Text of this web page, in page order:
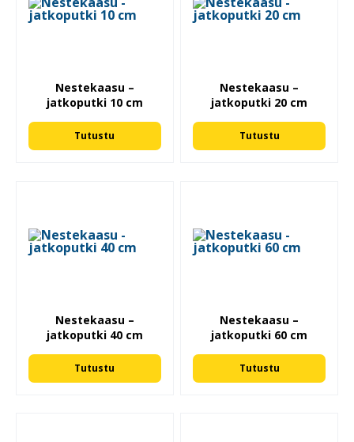
Nestekaasu –
jatkoputki 10 cm
Tutustu
Nestekaasu –
jatkoputki 20 cm
Tutustu
Nestekaasu –
jatkoputki 40 cm
Tutustu
Nestekaasu –
jatkoputki 60 cm
Tutustu